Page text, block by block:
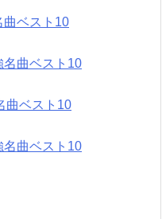
曲ベスト10
名曲ベスト10
曲ベスト10
名曲ベスト10